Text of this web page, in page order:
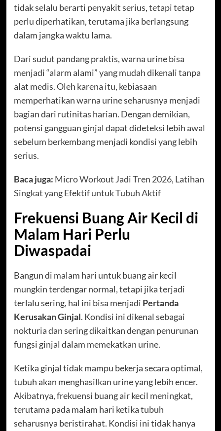
tidak selalu berarti penyakit serius, tetapi tetap
perlu diperhatikan, terutama jika berlangsung
dalam jangka waktu lama.
Dari sudut pandang praktis, warna urine bisa
menjadi “alarm alami” yang mudah dikenali tanpa
alat medis. Oleh karena itu, kebiasaan
memperhatikan warna urine seharusnya menjadi
bagian dari rutinitas harian. Dengan demikian,
potensi gangguan ginjal dapat dideteksi lebih awal
sebelum berkembang menjadi kondisi yang lebih
serius.
Baca juga: Micro Workout Jadi Tren 2026, Latihan
Singkat yang Efektif untuk Tubuh Aktif
Frekuensi Buang Air Kecil di
Malam Hari Perlu
Diwaspadai
Bangun di malam hari untuk buang air kecil
mungkin terdengar normal, tetapi jika terjadi
terlalu sering, hal ini bisa menjadi Pertanda
Kerusakan Ginjal. Kondisi ini dikenal sebagai
nokturia dan sering dikaitkan dengan penurunan
fungsi ginjal dalam memekatkan urine.
Ketika ginjal tidak mampu bekerja secara optimal,
tubuh akan menghasilkan urine yang lebih encer.
Akibatnya, frekuensi buang air kecil meningkat,
terutama pada malam hari ketika tubuh
seharusnya beristirahat. Kondisi ini tidak hanya